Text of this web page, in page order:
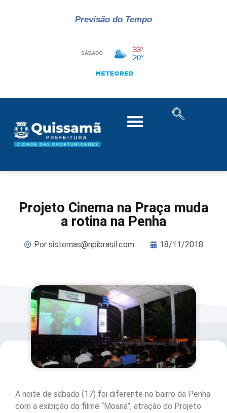
Previsão do Tempo
Projeto Cinema na Praça muda
a rotina na Penha
Porsistemas@npibrasil.com 18/11/2018
A noite de sábado (17) foi diferente no bairro da Penha
com a exibição do filme “Moana”, atração do Projeto